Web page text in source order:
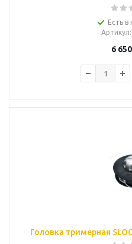
Есть в
Артикул
6 650
Головка тримерная